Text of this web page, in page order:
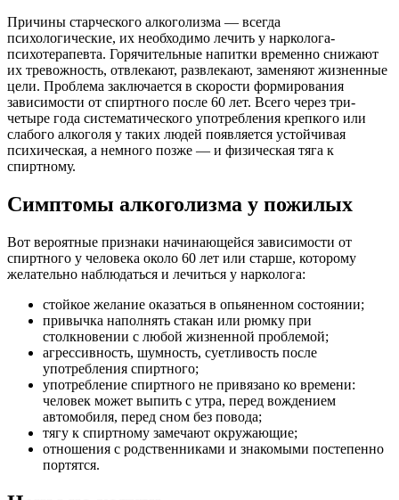
Причины старческого алкоголизма — всегда
психологические, их необходимо лечить у нарколога-
психотерапевта. Горячительные напитки временно снижают
их тревожность, отвлекают, развлекают, заменяют жизненные
цели. Проблема заключается в скорости формирования
зависимости от спиртного после 60 лет. Всего через три-
четыре года систематического употребления крепкого или
слабого алкоголя у таких людей появляется устойчивая
психическая, а немного позже — и физическая тяга к
спиртному.
Симптомы алкоголизма у пожилых
Вот вероятные признаки начинающейся зависимости от
спиртного у человека около 60 лет или старше, которому
желательно наблюдаться и лечиться у нарколога:
стойкое желание оказаться в опьяненном состоянии;
привычка наполнять стакан или рюмку при
столкновении с любой жизненной проблемой;
агрессивность, шумность, суетливость после
употребления спиртного;
употребление спиртного не привязано ко времени:
человек может выпить с утра, перед вождением
автомобиля, перед сном без повода;
тягу к спиртному замечают окружающие;
отношения с родственниками и знакомыми постепенно
портятся.